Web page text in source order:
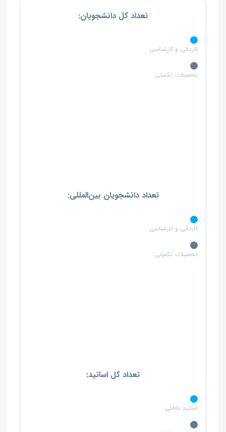
تعداد کل دانشجویان:
کاردانی و کارشناسی
تحصبلات تکمیلی
تعداد دانشجویان بین‌المللی:
کاردانی و کارشناسی
تحصبلات تکمیلی
تعداد کل اساتید:
اساتید داخلی